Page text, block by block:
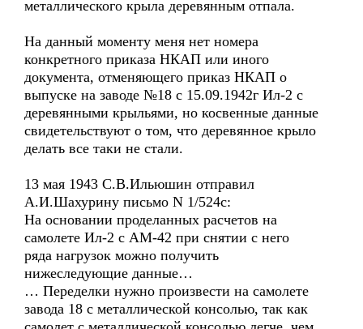
металлического крыла деревянным отпала.
На данный моменту меня нет номера
конкретного приказа НКАП или иного
документа, отменяющего приказ НКАП о
выпуске на заводе №18 с 15.09.1942г Ил-2 с
деревянными крыльями, но косвенные данные
свидетельствуют о том, что деревянное крыло
делать все таки не стали.
13 мая 1943 С.В.Ильюшин отправил
А.И.Шахурину письмо N 1/524с:
На основании проделанных расчетов на
самолете Ил-2 с АМ-42 при снятии с него
ряда нагрузок можно получить
нижеследующие данные…
… Переделки нужно произвести на самолете
завода 18 с металлической консолью, так как